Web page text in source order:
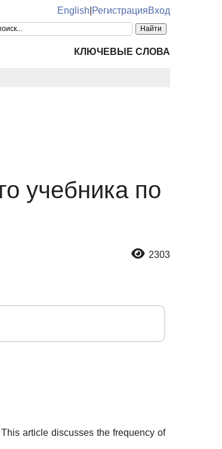
English РегистрацияВход
КЛЮЧЕВЫЕ СЛОВА
учебника по
2303
article discusses the frequency of